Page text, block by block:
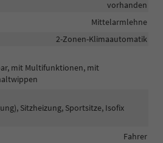
vorhanden
Mittelarmlehne
2-Zonen-Klimaautomatik
mit Multifunktionen, mit
Sitzheizung, Sportsitze, Isofix
Fahrer